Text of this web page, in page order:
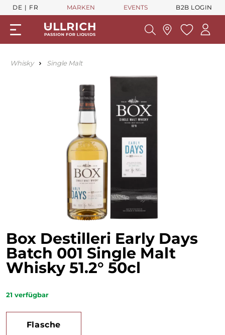
DE FR MARKEN EVENTS B2B LOGIN
Whisky Single Malt
Box Destilleri Early Days
Batch 001 Single Malt
Whisky 51.2° 50cl
21 verfügbar
Flasche